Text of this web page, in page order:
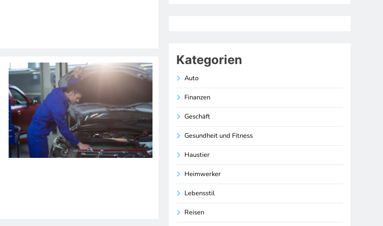
Kategorien
Auto
Finanzen
Geschäft
Gesundheit und Fitness
Haustier
Heimwerker
Lebensstil
Reisen